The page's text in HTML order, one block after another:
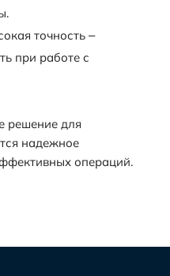
точность –
при работе с
решение для
надежное
операций.